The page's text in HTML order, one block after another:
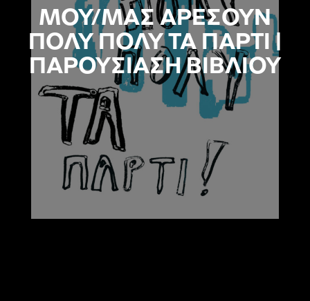
ΜΟΥ/ΜΑΣ ΑΡΕΣΟΥΝ
ΠΟΛΥ ΠΟΛΥ ΤΑ ΠΑΡΤΙ |
ΠΑΡΟΥΣΙΑΣΗ ΒΙΒΛΙΟΥ